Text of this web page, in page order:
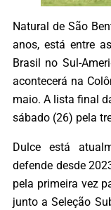
Natural de São
anos, está entre
Brasil no Sul-
acontecerá na
maio. A lista final
sábado (26) pela
Dulce está
defende desde
pela primeira vez
junto a Seleção